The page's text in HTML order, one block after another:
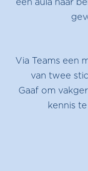
een aula naar
Via Teams een
van twee
Gaaf om
kennis